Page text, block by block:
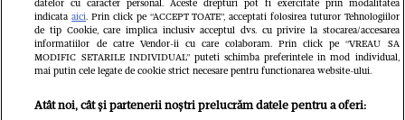
datelor cu caracter personal. Aceste drepturi pot fi exercitate prin modalitatea
indicataaici. Prin click pe “ACCEPT TOATE”, acceptati folosirea tuturor Tehnologiilor
de tip Cookie, care implica inclusiv acceptul dvs. cu privire la stocarea/accesarea
informatiilor de catre Vendor-ii cu care colaboram. Prin click pe “VREAU SA
MODIFIC SETARILE INDIVIDUAL” puteti schimba preferintele in mod individual,
mai putin cele legate de cookie strict necesare pentru functionarea website-ului.
Atât noi, cât și partenerii noștri prelucrăm datele pentru a oferi: